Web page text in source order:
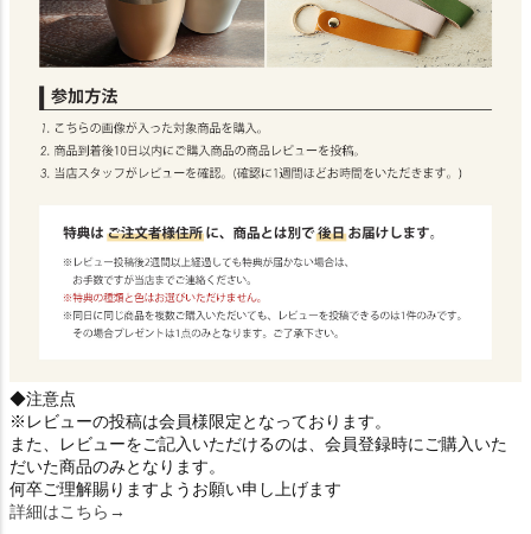
◆注意点
※レビューの投稿は会員様限定となっております。
また、レビューをご記入いただけるのは、会員登録時にご購入いた
だいた商品のみとなります。
何卒ご理解賜りますようお願い申し上げます
詳細はこちら→